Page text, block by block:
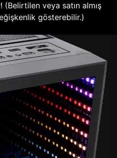
veya satın almış
gösterebilir.)